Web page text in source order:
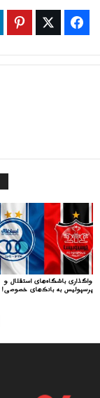
Facebook
Twitter
واگذاری باشگاه‌های استقلال و
پرسپولیس به بانک‌های خصوصی!